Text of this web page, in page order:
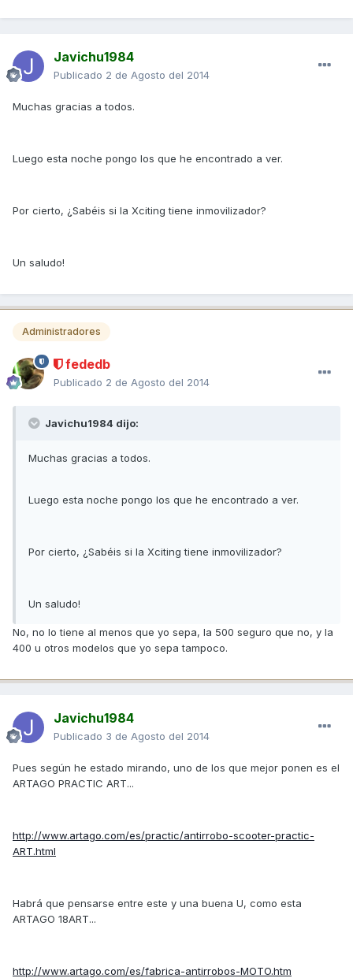
Javichu1984
Publicado 2 de Agosto del 2014
Muchas gracias a todos.
Luego esta noche pongo los que he encontrado a ver.
Por cierto, ¿Sabéis si la Xciting tiene inmovilizador?
Un saludo!
Administradores
fededb
Publicado 2 de Agosto del 2014
Javichu1984 dijo:
Muchas gracias a todos.
Luego esta noche pongo los que he encontrado a ver.
Por cierto, ¿Sabéis si la Xciting tiene inmovilizador?
Un saludo!
No, no lo tiene al menos que yo sepa, la 500 seguro que no, y la
400 u otros modelos que yo sepa tampoco.
Javichu1984
Publicado 3 de Agosto del 2014
Pues según he estado mirando, uno de los que mejor ponen es el
ARTAGO PRACTIC ART...
http://www.artago.com/es/practic/antirrobo-scooter-practic-
ART.html
Habrá que pensarse entre este y una buena U, como esta
ARTAGO 18ART...
http://www.artago.com/es/fabrica-antirrobos-MOTO.htm